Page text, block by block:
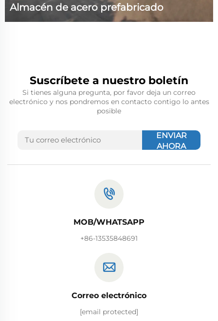
Almacén de acero prefabricado
0.25KN/m² Carga útil del techo 0.3KN/m² Información
del proyecto. El proj...
Suscríbete a nuestro boletín
Si tienes alguna pregunta, por favor deja un correo
electrónico y nos pondremos en contacto contigo lo antes
posible
ENVIAR
AHORA
MOB/WHATSAPP
+86-13535848691
Correo electrónico
[email protected]